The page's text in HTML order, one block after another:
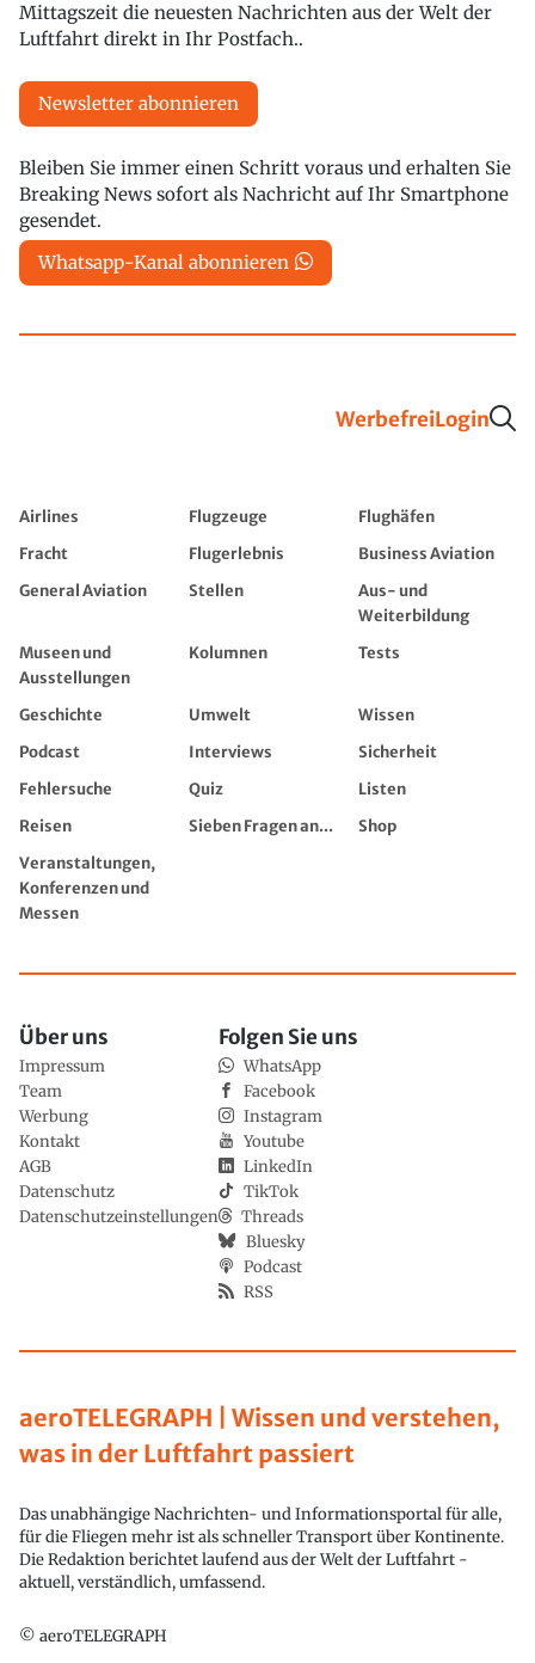
Mittagszeit die neuesten Nachrichten aus der Welt der
Luftfahrt direkt in Ihr Postfach..
Newsletter abonnieren
Bleiben Sie immer einen Schritt voraus und erhalten Sie
Breaking News sofort als Nachricht auf Ihr Smartphone
gesendet.
Whatsapp-Kanal abonnieren
WerbefreiLogin
Airlines Flugzeuge
Flughäfen
Fracht
Flugerlebnis
Business Aviation
General Aviation
Stellen
Aus- und
Weiterbildung
Museen und
Ausstellungen
Kolumnen Tests
Geschichte Umwelt
Wissen
Podcast
Interviews
Sicherheit
Fehlersuche
Quiz
Listen
Reisen
Sieben Fragen an...
Shop
Veranstaltungen,
Konferenzen und
Messen
aeroTELEGRAPH | Wissen und verstehen,
was in der Luftfahrt passiert
Das unabhängige Nachrichten- und Informationsportal für alle,
für die Fliegen mehr ist als schneller Transport über Kontinente.
Die Redaktion berichtet laufend aus der Welt der Luftfahrt -
aktuell, verständlich, umfassend.
© aeroTELEGRAPH
Über uns
Impressum
Team
Werbung
Kontakt
AGB
Datenschutz
Datenschutzeinstellungen
Folgen Sie uns
WhatsApp
Facebook
Instagram
Youtube
LinkedIn
TikTok
Threads
Bluesky
Podcast
RSS